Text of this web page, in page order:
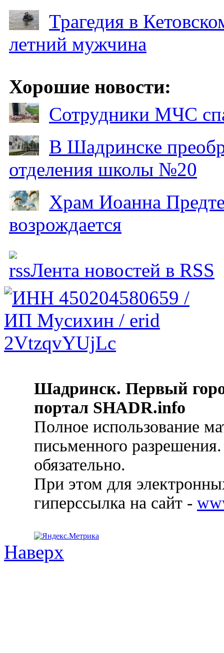
Трагедия в
летний мужчина
Хорошие новости:
Сотрудники МЧС
В Шадринске
отделения школы №20
Храм Иоанна
возрождается
Лента новостей в RSS
Шадринск. Первый
портал SHADR.info
Полное использование
письменного
обязательно.
При этом для
гиперссылка на сайт -
Наверх